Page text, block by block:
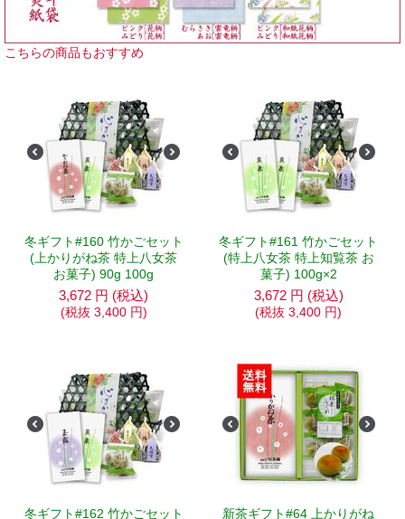
こちらの商品もおすすめ
冬ギフト#160 竹かごセット
(上かりがね茶 特上八女茶
お菓子) 90g 100g
3,672 円 (税込)
(税抜 3,400 円)
冬ギフト#161 竹かごセット
(特上八女茶 特上知覧茶 お
菓子) 100g×2
3,672 円 (税込)
(税抜 3,400 円)
冬ギフト#162 竹かごセット 新茶ギフト#64 上かりがね